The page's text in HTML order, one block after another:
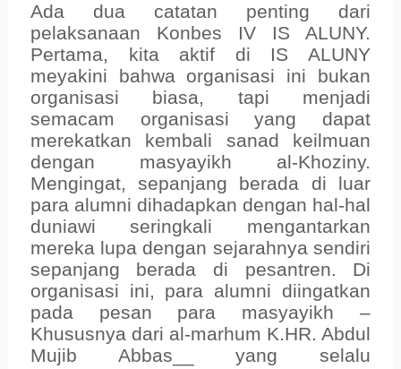
Ada dua catatan penting dari
pelaksanaan Konbes IV IS ALUNY.
Pertama, kita aktif di IS ALUNY
meyakini bahwa organisasi ini bukan
organisasi biasa, tapi menjadi
semacam organisasi yang dapat
merekatkan kembali sanad keilmuan
dengan masyayikh al-Khoziny.
Mengingat, sepanjang berada di luar
para alumni dihadapkan dengan hal-hal
duniawi seringkali mengantarkan
mereka lupa dengan sejarahnya sendiri
sepanjang berada di pesantren. Di
organisasi ini, para alumni diingatkan
pada pesan para masyayikh –
Khususnya dari al-marhum K.HR. Abdul
Mujib Abbas__ yang selalu